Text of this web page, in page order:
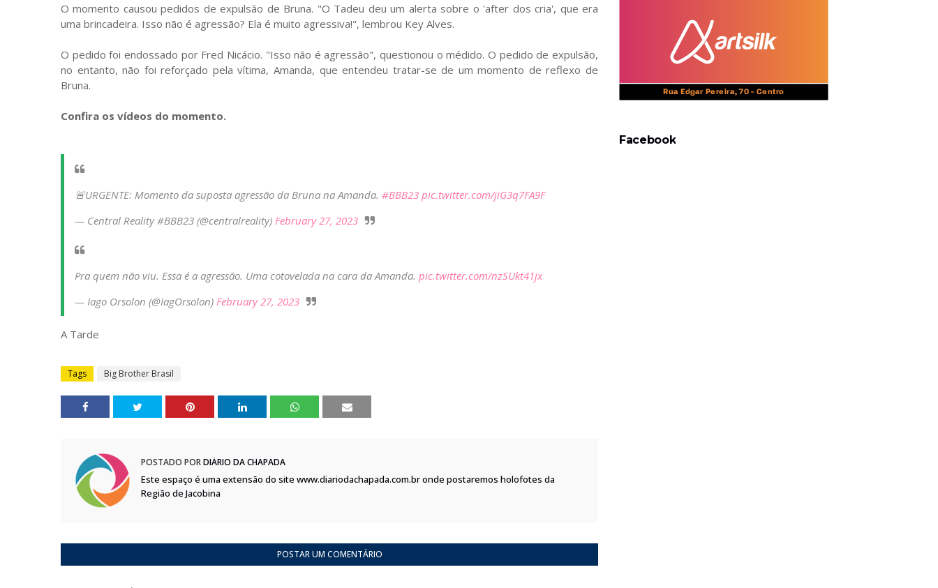
O momento causou pedidos de expulsão de Bruna. "O Tadeu deu um alerta sobre o 'after dos cria', que era
uma brincadeira. Isso não é agressão? Ela é muito agressiva!", lembrou Key Alves.
O pedido foi endossado por Fred Nicácio. "Isso não é agressão", questionou o médido. O pedido de expulsão,
no entanto, não foi reforçado pela vítima, Amanda, que entendeu tratar-se de um momento de reflexo de
Bruna.
Confira os vídeos do momento.
🚨URGENTE: Momento da suposta agressão da Bruna na Amanda. #BBB23 pic.twitter.com/jiG3q7FA9F
— Central Reality #BBB23 (@centralreality) February 27, 2023
Pra quem não viu. Essa é a agressão. Uma cotovelada na cara da Amanda. pic.twitter.com/nzSUkt41jx
— Iago Orsolon (@IagOrsolon) February 27, 2023
A Tarde
Tags Big Brother Brasil
POSTADO PORDIÁRIO DA CHAPADA
Este espaço é uma extensão do site www.diariodachapada.com.br onde postaremos holofotes da
Região de Jacobina
POSTAR UM COMENTÁRIO
Facebook